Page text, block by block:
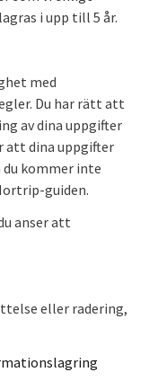
i upp till 5 år.
med
Du har rätt att
av dina uppgifter
att dina uppgifter
kommer inte
guiden.
anser att
eller radering,